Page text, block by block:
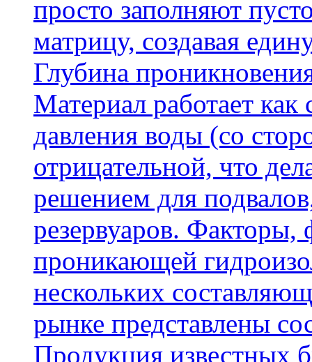
просто заполняют
матрицу, создавая
Глубина
Материал работает
давления воды (со
отрицательной, что
решением для
резервуаров.
проникающей
нескольких
рынке представлены
Продукция известных